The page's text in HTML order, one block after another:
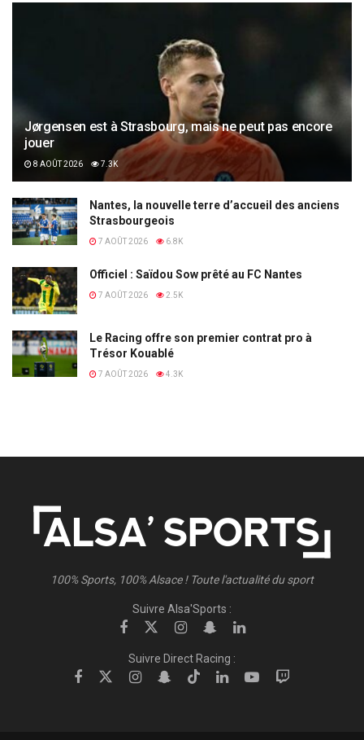
Jørgensen est à Strasbourg, mais ne peut pas encore
jouer
8 AOÛT 2026 7.3K
Nantes, la nouvelle terre d’accueil des anciens
Strasbourgeois
7 AOÛT 2026 6.8K
Officiel : Saïdou Sow prêté au FC Nantes
7 AOÛT 2026 2.5K
Le Racing offre son premier contrat pro à
Trésor Kouablé
7 AOÛT 2026 4.3K
100% Sports, 100% Alsace ! Toute l'actualité du sport
Suivre Alsa'Sports :
Suivre Direct Racing :